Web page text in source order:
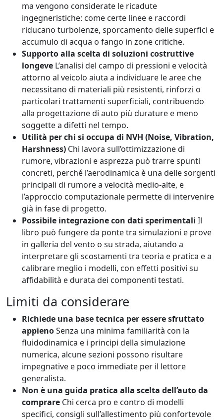
ma vengono considerate le ricadute
ingegneristiche: come certe linee e raccordi
riducano turbolenze, sporcamento delle superfici e
accumulo di acqua o fango in zone critiche.
Supporto alla scelta di soluzioni costruttive
longeve L’analisi del campo di pressioni e velocità
attorno al veicolo aiuta a individuare le aree che
necessitano di materiali più resistenti, rinforzi o
particolari trattamenti superficiali, contribuendo
alla progettazione di auto più durature e meno
soggette a difetti nel tempo.
Utilità per chi si occupa di NVH (Noise, Vibration,
Harshness) Chi lavora sull’ottimizzazione di
rumore, vibrazioni e asprezza può trarre spunti
concreti, perché l’aerodinamica è una delle sorgenti
principali di rumore a velocità medio-alte, e
l’approccio computazionale permette di intervenire
già in fase di progetto.
Possibile integrazione con dati sperimentali Il
libro può fungere da ponte tra simulazioni e prove
in galleria del vento o su strada, aiutando a
interpretare gli scostamenti tra teoria e pratica e a
calibrare meglio i modelli, con effetti positivi su
affidabilità e durata dei componenti testati.
Limiti da considerare
Richiede una base tecnica per essere sfruttato
appienoSenza una minima familiarità con la
fluidodinamica e i principi della simulazione
numerica, alcune sezioni possono risultare
impegnative e poco immediate per il lettore
generalista.
Non è una guida pratica alla scelta dell’auto da
comprare Chi cerca pro e contro di modelli
specifici, consigli sull’allestimento più confortevole